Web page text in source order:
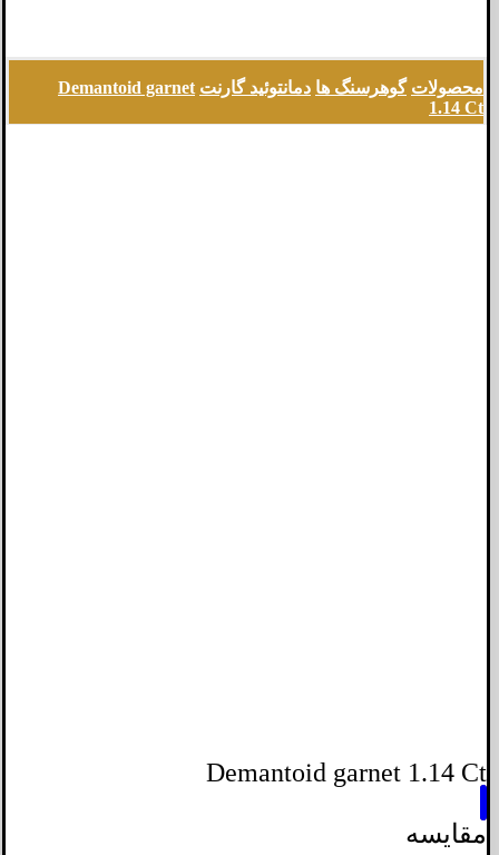
محصولات گوهرسنگ ها دمانتوئید گارنت Demantoid garnet
1.14 Ct
Demantoid garnet 1.14 Ct
مقایسه